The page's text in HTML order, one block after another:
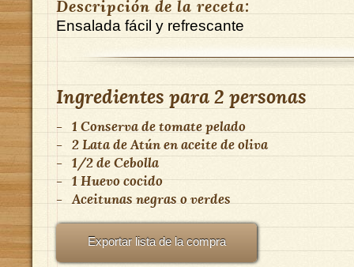
Descripción de la receta:
Ensalada fácil y refrescante
Ingredientes para2 personas
- 1 Conserva de tomate pelado
- 2Lata de Atún en aceite de oliva
- 1/2deCebolla
- 1 Huevo cocido
- Aceitunas negras o verdes
Exportar lista de la compra